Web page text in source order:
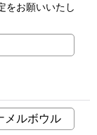
をお願いいたし